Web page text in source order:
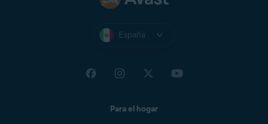
España
Para el hogar